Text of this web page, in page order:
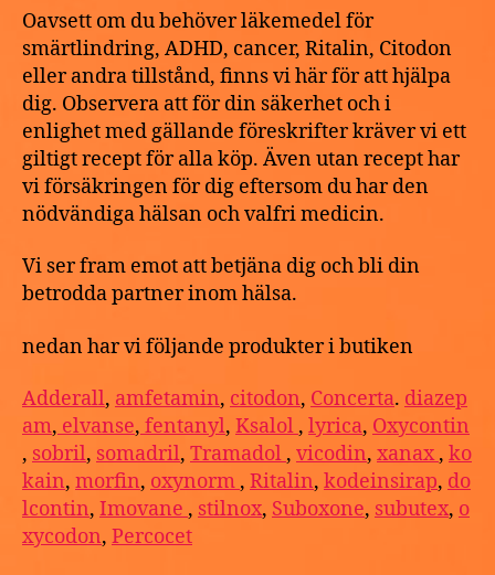
Oavsett om du behöver läkemedel för
smärtlindring, ADHD, cancer, Ritalin, Citodon
eller andra tillstånd, finns vi här för att hjälpa
dig. Observera att för din säkerhet och i
enlighet med gällande föreskrifter kräver vi ett
giltigt recept för alla köp. Även utan recept har
vi försäkringen för dig eftersom du har den
nödvändiga hälsan och valfri medicin.
Vi ser fram emot att betjäna dig och bli din
betrodda partner inom hälsa.
nedan har vi följande produkter i butiken
Adderall, amfetamin, citodon, Concerta. diazep
am, elvanse, fentanyl, Ksalol , lyrica, Oxycontin
, sobril, somadril, Tramadol , vicodin, xanax, ko
kain, morfin, oxynorm , Ritalin, kodeinsirap, do
lcontin, Imovane , stilnox, Suboxone, subutex, o
xycodon, Percocet